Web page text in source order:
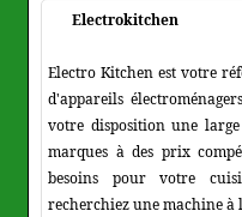
Electrokitchen
Electro Kitchen est votre
d'appareils
votre disposition une
marques à des prix
besoins pour votre
recherchiez une machine à